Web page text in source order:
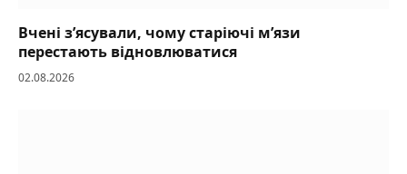
Вчені з’ясували, чому старіючі м’язи
перестають відновлюватися
02.08.2026